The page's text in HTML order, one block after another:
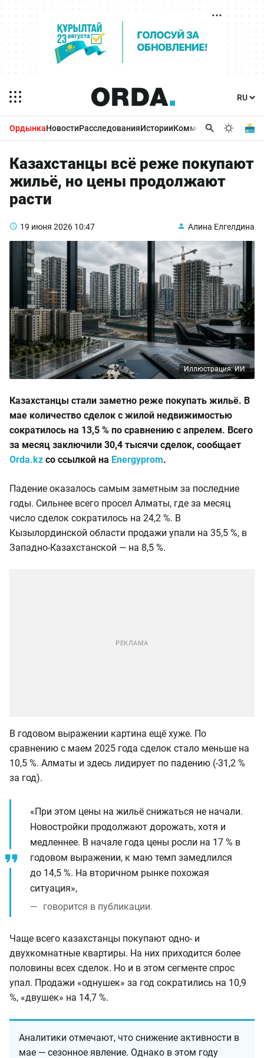
ОрдынкаНовостиРасследованияИсторииКомментарииБизнес
Казахстанцы всё реже покупают
жильё, но цены продолжают
расти
19 июня 2026 10:47 Алина Елгелдина
Иллюстрация: ИИ
Казахстанцы стали заметно реже покупать жильё. В
мае количество сделок с жилой недвижимостью
сократилось на 13,5 % по сравнению с апрелем. Всего
за месяц заключили 30,4 тысячи сделок, сообщает
Orda.kz со ссылкой на Energyprom.
Падение оказалось самым заметным за последние
годы. Сильнее всего просел Алматы, где за месяц
число сделок сократилось на 24,2 %. В
Кызылординской области продажи упали на 35,5 %, в
Западно-Казахстанской — на 8,5 %.
В годовом выражении картина ещё хуже. По
сравнению с маем 2025 года сделок стало меньше на
10,5 %. Алматы и здесь лидирует по падению (-31,2 %
за год).
«При этом цены на жильё снижаться не начали.
Новостройки продолжают дорожать, хотя и
медленнее. В начале года цены росли на 17 % в
годовом выражении, к маю темп замедлился
до 14,5 %. На вторичном рынке похожая
ситуация»,
говорится в публикации.
Чаще всего казахстанцы покупают одно- и
двухкомнатные квартиры. На них приходится более
половины всех сделок. Но и в этом сегменте спрос
упал. Продажи «однушек» за год сократились на 10,9
%, «двушек» на 14,7 %.
Аналитики отмечают, что снижение активности в
мае — сезонное явление. Однако в этом году